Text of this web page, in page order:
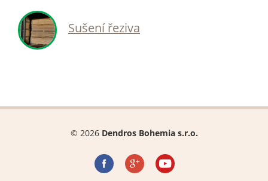
Sušení řeziva
© 2026 Dendros Bohemia s.r.o.